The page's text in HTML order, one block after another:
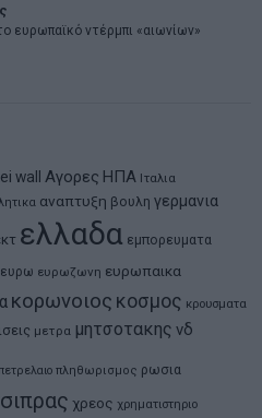
ευρωπαϊκό ντέρμπι «αιωνίων»
wall Αγορες ΗΠΑ Ιταλια
αναπτυξη βουλη γερμανια
ελλαδα εμπορευματα
ευρω ευρωζωνη ευρωπαικα
κορωνοιος κοσμος κρουσματα
μετρα μητσοτακης νδ
πληθωρισμος ρωσια
χρεος χρηματιστηριο